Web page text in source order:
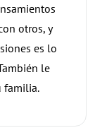
otros, y
es lo
le
familia.